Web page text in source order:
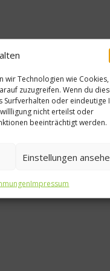
wir Technologien wie Cookies,
zuzugreifen. Wenn du
Surfverhalten oder eindeutige
nicht erteilst oder
beeinträchtigt werden.
Einstellungen
Impressum